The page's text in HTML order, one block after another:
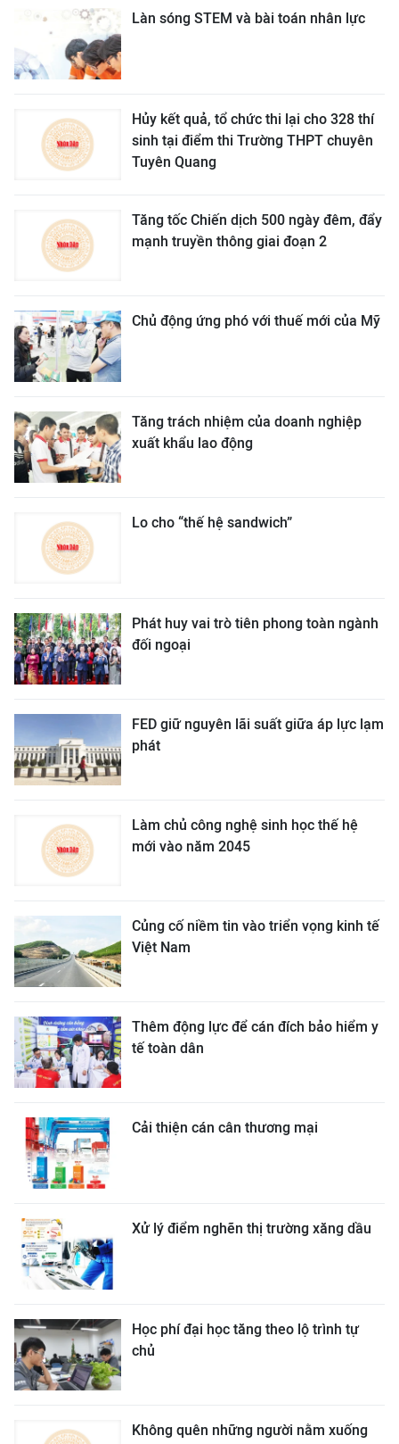
Làn sóng STEM và bài toán nhân lực
Hủy kết quả, tổ chức thi lại cho 328 thí
sinh tại điểm thi Trường THPT chuyên
Tuyên Quang
Tăng tốc Chiến dịch 500 ngày đêm, đẩy
mạnh truyền thông giai đoạn 2
Chủ động ứng phó với thuế mới của Mỹ
Tăng trách nhiệm của doanh nghiệp
xuất khẩu lao động
Lo cho “thế hệ sandwich”
Phát huy vai trò tiên phong toàn ngành
đối ngoại
FED giữ nguyên lãi suất giữa áp lực lạm
phát
Làm chủ công nghệ sinh học thế hệ
mới vào năm 2045
Củng cố niềm tin vào triển vọng kinh tế
Việt Nam
Thêm động lực để cán đích bảo hiểm y
tế toàn dân
Cải thiện cán cân thương mại
Xử lý điểm nghẽn thị trường xăng dầu
Học phí đại học tăng theo lộ trình tự
chủ
Không quên những người nằm xuống